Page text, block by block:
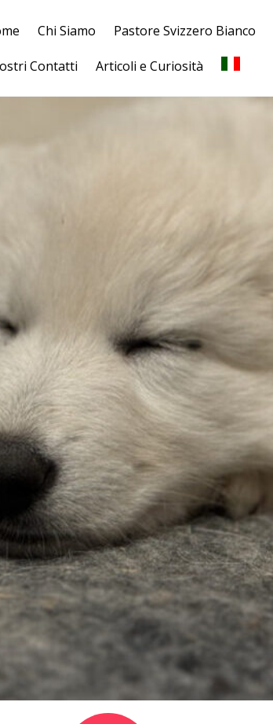
Chi Siamo Pastore Svizzero Bianco
Contatti Articoli e Curiosità